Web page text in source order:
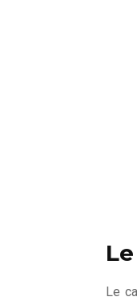
Le